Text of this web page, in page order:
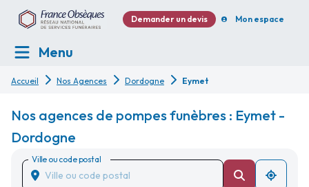
Demander un devis Mon espace
Menu
Accueil Nos Agences Dordogne Eymet
Nos agences de pompes funèbres : Eymet -
Dordogne
Ville ou code postal